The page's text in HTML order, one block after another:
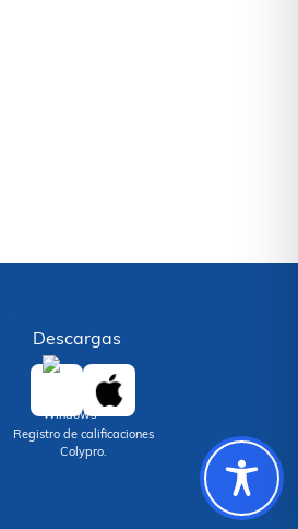
Descargas
Registro de calificaciones
Colypro.